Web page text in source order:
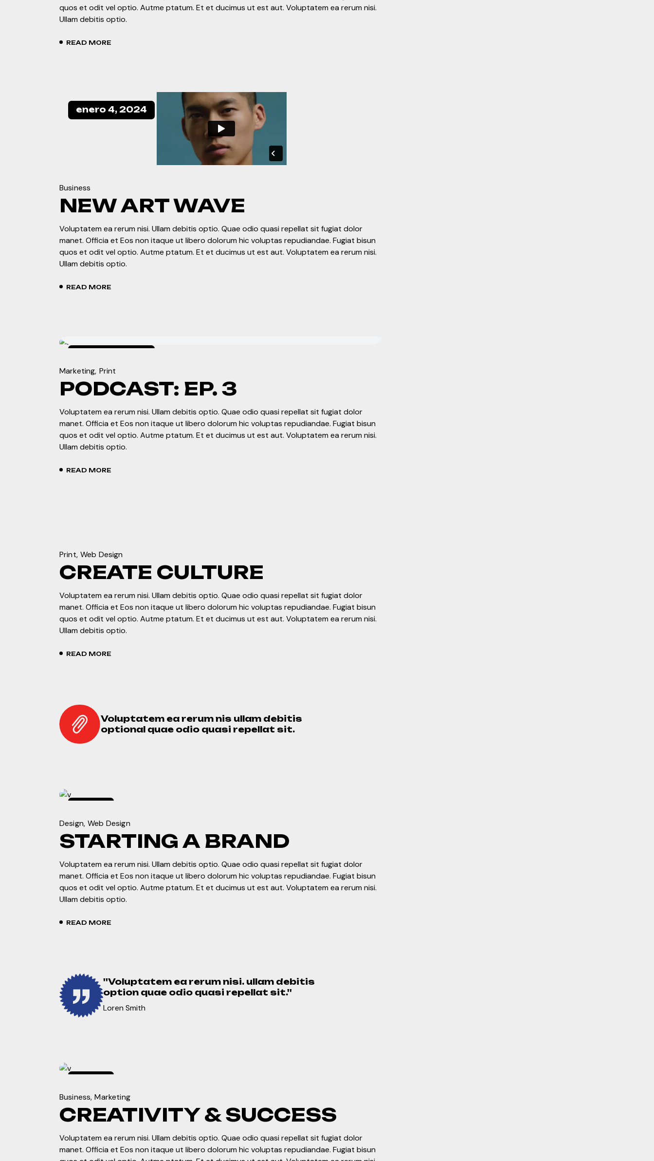
quos et odit vel optio. Autme ptatum. Et et ducimus ut est aut. Voluptatem ea rerum nisi.
Ullam debitis optio.
READ MORE
enero 4, 2024
Business
NEW ART WAVE
Voluptatem ea rerum nisi. Ullam debitis optio. Quae odio quasi repellat sit fugiat dolor
manet. Officia et Eos non itaque ut libero dolorum hic voluptas repudiandae. Fugiat bisun
quos et odit vel optio. Autme ptatum. Et et ducimus ut est aut. Voluptatem ea rerum nisi.
Ullam debitis optio.
READ MORE
Marketing Print
PODCAST: EP. 3
Voluptatem ea rerum nisi. Ullam debitis optio. Quae odio quasi repellat sit fugiat dolor
manet. Officia et Eos non itaque ut libero dolorum hic voluptas repudiandae. Fugiat bisun
quos et odit vel optio. Autme ptatum. Et et ducimus ut est aut. Voluptatem ea rerum nisi.
Ullam debitis optio.
READ MORE
Print Web Design
CREATE CULTURE
Voluptatem ea rerum nisi. Ullam debitis optio. Quae odio quasi repellat sit fugiat dolor
manet. Officia et Eos non itaque ut libero dolorum hic voluptas repudiandae. Fugiat bisun
quos et odit vel optio. Autme ptatum. Et et ducimus ut est aut. Voluptatem ea rerum nisi.
Ullam debitis optio.
READ MORE
Voluptatem ea rerum nis ullam debitis
optional quae odio quasi repellat sit.
2024
Design Web Design
STARTING A BRAND
Voluptatem ea rerum nisi. Ullam debitis optio. Quae odio quasi repellat sit fugiat dolor
manet. Officia et Eos non itaque ut libero dolorum hic voluptas repudiandae. Fugiat bisun
quos et odit vel optio. Autme ptatum. Et et ducimus ut est aut. Voluptatem ea rerum nisi.
Ullam debitis optio.
READ MORE
''Voluptatem ea rerum nisi. ullam debitis
option quae odio quasi repellat sit.''
Loren Smith
2024
Business Marketing
CREATIVITY & SUCCESS
Voluptatem ea rerum nisi. Ullam debitis optio. Quae odio quasi repellat sit fugiat dolor
manet. Officia et Eos non itaque ut libero dolorum hic voluptas repudiandae. Fugiat bisun